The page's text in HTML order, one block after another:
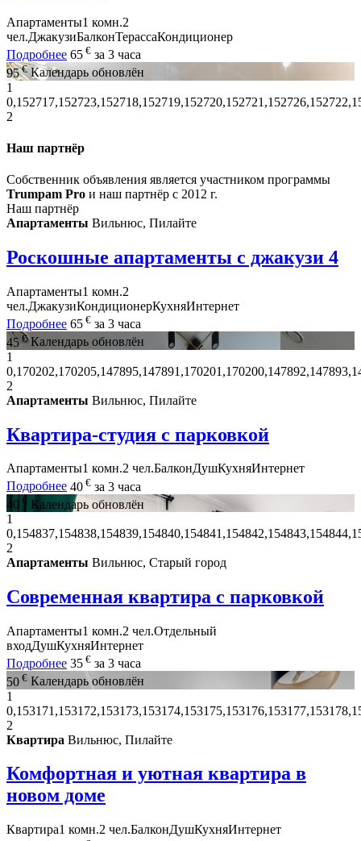
Апартаменты1 комн.2
чел.ДжакузиБалконТерассаКондиционер
Подробнее 65 € за 3 часа
95€ Календарь обновлён
1
2
Наш партнёр
Собственник объявления является участником программы
Trumpam Pro и наш партнёр с 2012 г.
Наш партнёр
Апартаменты Вильнюс, Пилайте
Роскошные апартаменты с джакузи 4
Апартаменты1 комн.2
чел.ДжакузиКондиционерКухняИнтернет
Подробнее 65 € за 3 часа
45 € Календарь обновлён
1
2
Апартаменты Вильнюс, Пилайте
Квартира-студия с парковкой
Апартаменты1 комн.2 чел.БалконДушКухняИнтернет
Подробнее 40 € за 3 часа
40 € Календарь обновлён
1
2
Апартаменты Вильнюс, Старый город
Современная квартира с парковкой
Апартаменты1 комн.2 чел.Отдельный
входДушКухняИнтернет
Подробнее 35 € за 3 часа
50 € Календарь обновлён
1
2
Квартира Вильнюс, Пилайте
Комфортная и уютная квартира в
новом доме
Квартира1 комн.2 чел.БалконДушКухняИнтернет